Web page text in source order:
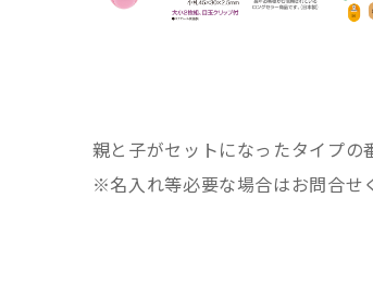
親と子がセットになったタイプの
※名入れ等必要な場合はお問合せ